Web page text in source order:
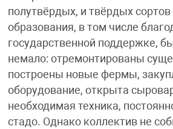
полутвёрдых, и твёрдых
образования, в том числе
государственной поддержке,
немало: отремонтированы
построены новые фермы,
оборудование, открыта
необходимая техника,
стадо. Однако коллектив не